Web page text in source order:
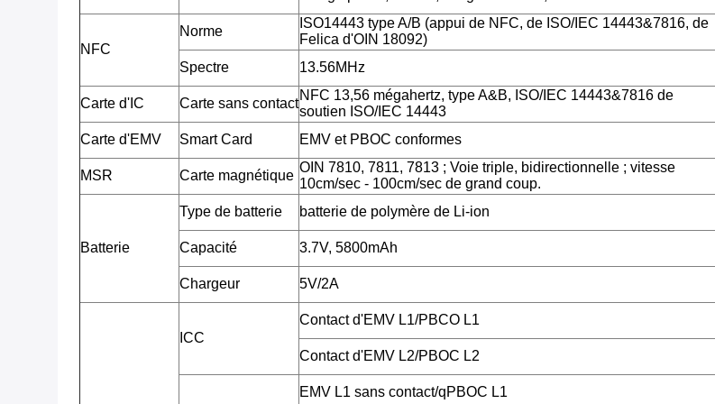
NFC
Norme
ISO14443 type A/B (appui de NFC, de ISO/IEC 14443&7816, de
Felica d'OIN 18092)
Spectre
13.56MHz
Carte d'IC Carte sans contact
NFC 13,56 mégahertz, type A&B, ISO/IEC 14443&7816 de
soutien ISO/IEC 14443
Carte d'EMV
Smart Card EMV et PBOC conformes
MSR Carte magnétique
OIN 7810, 7811, 7813 ; Voie triple, bidirectionnelle ; vitesse
10cm/sec - 100cm/sec de grand coup.
Batterie
Type de batterie batterie de polymère de Li-ion
Capacité 3.7V, 5800mAh
Chargeur 5V/2A
ICC
Contact d'EMV L1/PBCO L1
Contact d'EMV L2/PBOC L2
EMV L1 sans contact/qPBOC L1